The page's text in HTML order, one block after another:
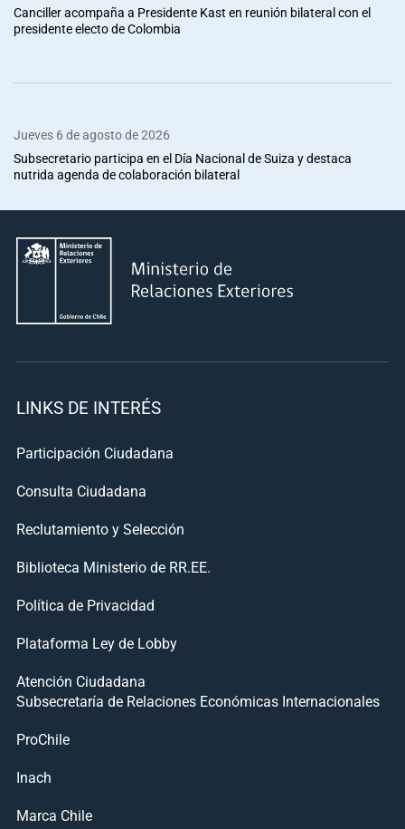
Canciller acompaña a Presidente Kast en reunión bilateral con el
presidente electo de Colombia
Jueves 6 de agosto de 2026
Subsecretario participa en el Día Nacional de Suiza y destaca
nutrida agenda de colaboración bilateral
LINKS DE INTERÉS
Participación Ciudadana
Consulta Ciudadana
Reclutamiento y Selección
Biblioteca Ministerio de RR.EE.
Política de Privacidad
Plataforma Ley de Lobby
Atención Ciudadana
Subsecretaría de Relaciones Económicas Internacionales
ProChile
Inach
Marca Chile